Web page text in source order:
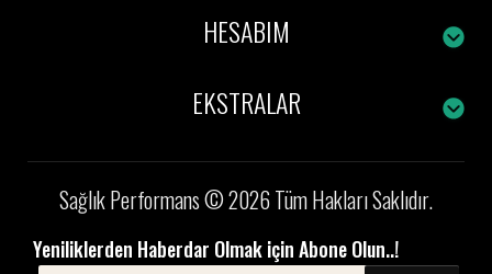
HESABIM
EKSTRALAR
Sağlık Performans © 2026 Tüm Hakları Saklıdır.
Yeniliklerden Haberdar Olmak için Abone Olun..!